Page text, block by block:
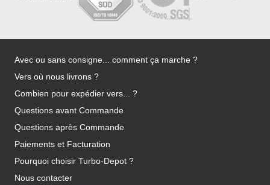
Avec ou sans consigne... comment ça marche ?
Vers où nous livrons ?
Combien pour expédier vers... ?
Questions avant Commande
Questions après Commande
Paiements et Facturation
Pourquoi choisir Turbo-Depot ?
Nous contacter